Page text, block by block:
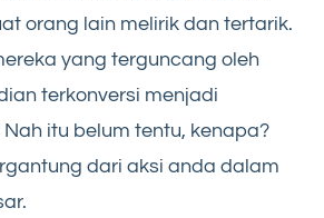
orang lain melirik dan tertarik.
yang terguncang oleh
terkonversi menjadi
itu belum tentu, kenapa?
dari aksi anda dalam